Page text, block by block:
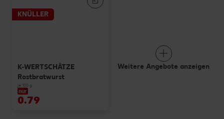
KNÜLLER
K-WERTSCHÄTZE
Rostbratwurst
je 100 g
nur
0.79
Weitere Angebote anzeigen